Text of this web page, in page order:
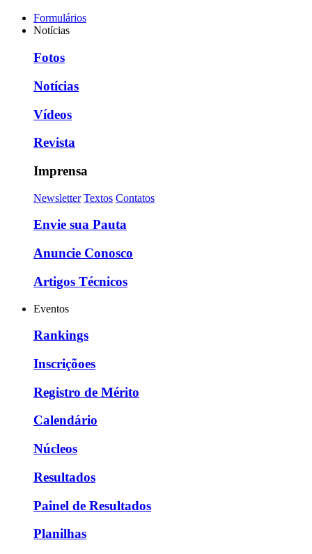
Formulários
Notícias
Fotos
Notícias
Vídeos
Revista
Imprensa
Newsletter Textos Contatos
Envie sua Pauta
Anuncie Conosco
Artigos Técnicos
Eventos
Rankings
Inscriçõoes
Registro de Mérito
Calendário
Núcleos
Resultados
Painel de Resultados
Planilhas